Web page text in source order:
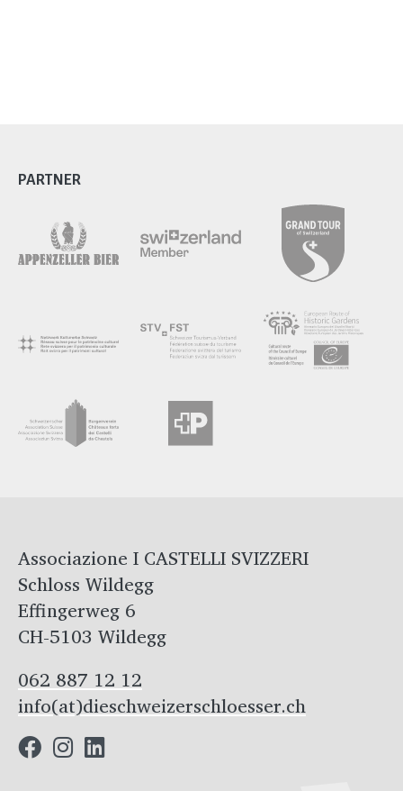
PARTNER
Associazione I CASTELLI SVIZZERI
Schloss Wildegg
Effingerweg 6
CH-5103 Wildegg
062 887 12 12
info(at)dieschweizerschloesser.ch